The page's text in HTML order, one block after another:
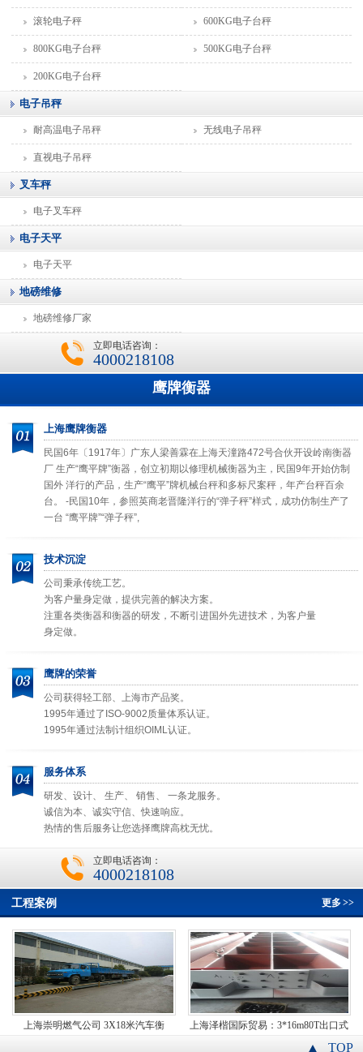
滚轮电子秤 600KG电子台秤
800KG电子台秤 500KG电子台秤
200KG电子台秤
电子吊秤
耐高温电子吊秤 无线电子吊秤
直视电子吊秤
叉车秤
电子叉车秤
电子天平
电子天平
地磅维修
地磅维修厂家
立即电话咨询：
4000218108
鹰牌衡器
上海鹰牌衡器
民国6年〔1917年〕广东人梁善霖在上海天潼路472号合伙开设岭南衡器
厂 生产“鹰平牌”衡器，创立初期以修理机械衡器为主，民国9年开始仿制
国外 洋行的产品，生产“鹰平”牌机械台秤和多标尺案秤，年产台秤百余
台。 -民国10年，参照英商老晋隆洋行的“弹子秤”样式，成功仿制生产了
一台 “鹰平牌”“弹子秤”,
技术沉淀
公司秉承传统工艺。
为客户量身定做，提供完善的解决方案。
注重各类衡器和衡器的研发，不断引进国外先进技术，为客户量
身定做。
鹰牌的荣誉
公司获得轻工部、上海市产品奖。
1995年通过了ISO-9002质量体系认证。
1995年通过法制计组织OIML认证。
服务体系
研发、设计、 生产、 销售、 一条龙服务。
诚信为本、诚实守信、快速响应。
热情的售后服务让您选择鹰牌高枕无忧。
立即电话咨询：
4000218108
更多>>
工程案例
上海崇明燃气公司 3X18米汽车衡
上海泽楷国际贸易：3*16m80T出口式
TOP